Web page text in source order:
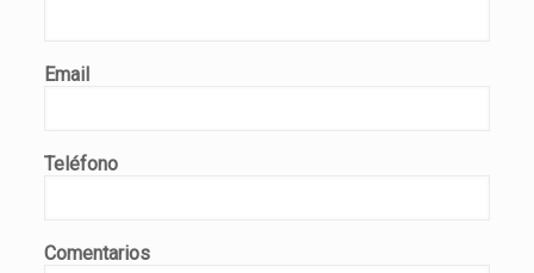
Email
Teléfono
Comentarios